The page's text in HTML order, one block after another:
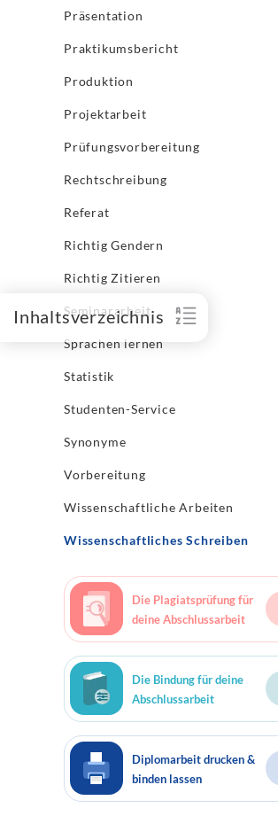
Präsentation
Praktikumsbericht
Produktion
Projektarbeit
Prüfungsvorbereitung
Rechtschreibung
Referat
Richtig Gendern
Richtig Zitieren
Seminararbeit
Sprachen lernen
Statistik
Studenten-Service
Synonyme
Vorbereitung
Wissenschaftliche Arbeiten
Wissenschaftliches Schreiben
Die Plagiatsprüfung für
deine Abschlussarbeit
Die Bindung für deine
Abschlussarbeit
Diplomarbeit drucken &
binden lassen
Inhaltsverzeichnis